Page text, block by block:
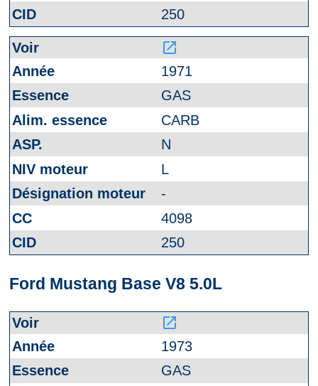
250
launch
1971
GAS
CARB
N
L
-
4098
250
Ford Mustang Base V8 5.0L
launch
1973
GAS